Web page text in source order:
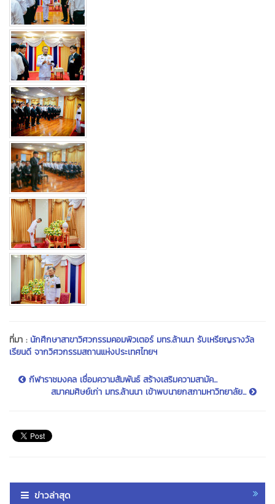
ที่มา : นักศึกษาสาขาวิศวกรรมคอมพิวเตอร์ มทร.ล้านนา รับเหรียญรางวัล
เรียนดี จากวิศวกรรมสถานแห่งประเทศไทยฯ
กีฬาราชมงคล เชื่อมความสัมพันธ์ สร้างเสริมความสามัค...
สมาคมศิษย์เก่า มทร.ล้านนา เข้าพบนายกสภามหาวิทยาลัย...
ข่าวล่าสุด